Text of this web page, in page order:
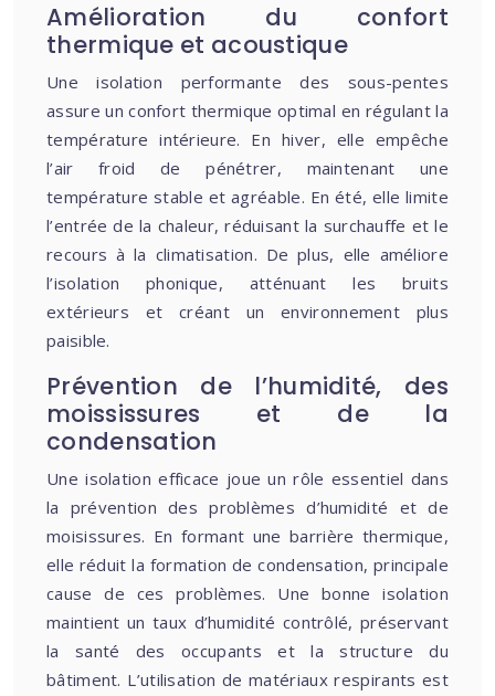
Amélioration du confort
thermique et acoustique
Une isolation performante des sous-pentes
assure un confort thermique optimal en régulant la
température intérieure. En hiver, elle empêche
l’air froid de pénétrer, maintenant une
température stable et agréable. En été, elle limite
l’entrée de la chaleur, réduisant la surchauffe et le
recours à la climatisation. De plus, elle améliore
l’isolation phonique, atténuant les bruits
extérieurs et créant un environnement plus
paisible.
Prévention de l’humidité, des
moississures et de la
condensation
Une isolation efficace joue un rôle essentiel dans
la prévention des problèmes d’humidité et de
moisissures. En formant une barrière thermique,
elle réduit la formation de condensation, principale
cause de ces problèmes. Une bonne isolation
maintient un taux d’humidité contrôlé, préservant
la santé des occupants et la structure du
bâtiment. L’utilisation de matériaux respirants est